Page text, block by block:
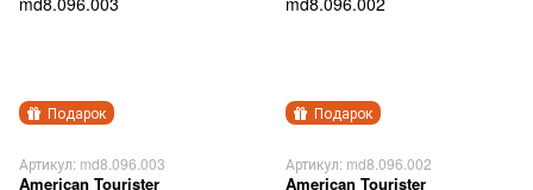
Подарок
Артикул: md8.096.003
American Tourister
Подарок
Артикул: md8.096.002
American Tourister